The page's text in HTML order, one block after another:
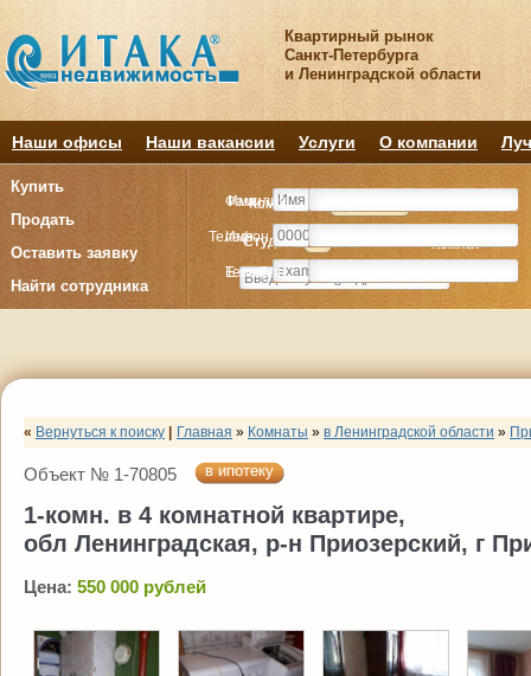
Квартирный рынок
Санкт-Петербурга
и Ленинградской области
Наши офисы Наши вакансии Услуги О компании
Купить
Продать
Оставить заявку
Найти сотрудника
Комнату
Студия Комнат
Комнату
Студия Комнат
Имя
Телефон
E-mail
Фамилия
Имя
Телефон
« Вернуться к поиску Главная » Комнаты » в Ленинградской области »
Объект № 1-70805 в ипотеку
1-комн. в 4 комнатной квартире,
обл Ленинградская, р-н Приозерский, г
Цена: 550 000 рублей